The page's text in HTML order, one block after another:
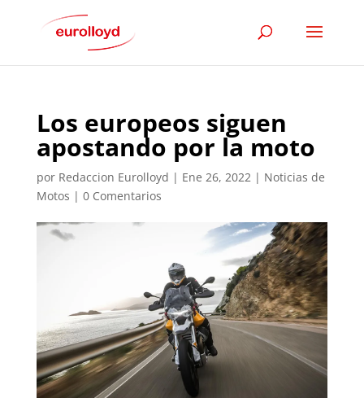
Los europeos siguen
apostando por la moto
por Redaccion Eurolloyd | Ene 26, 2022| Noticias de
Motos | 0 Comentarios